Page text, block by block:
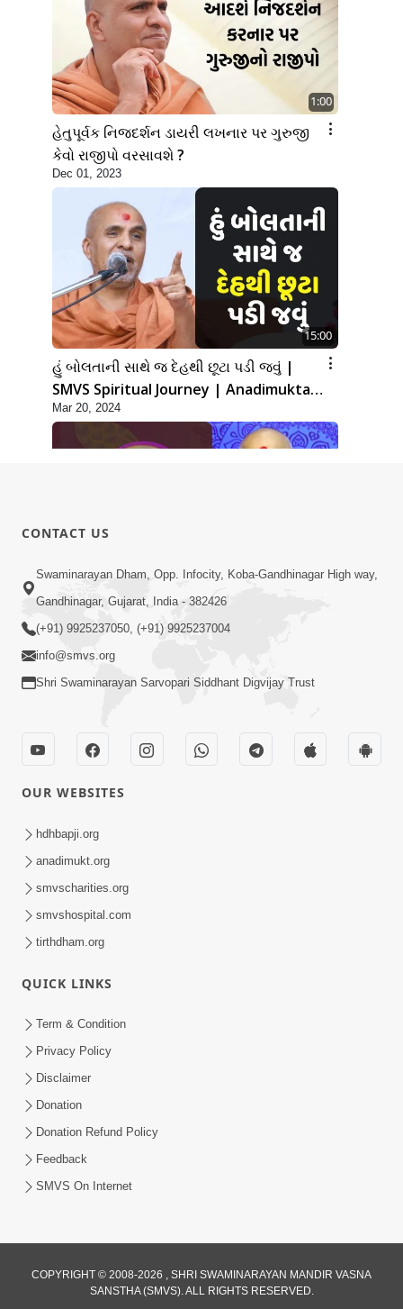
1:00
હેતુપૂર્વક નિજદર્શન ડાયરી લખનાર પર ગુરુજી
કેવો રાજીપો વરસાવશે ?
Dec 01, 2023
15:00
હું બોલતાની સાથે જ દેહથી છૂટા પડી જવું |
SMVS Spiritual Journey | Anadimukta
Gyan
Mar 20, 2024
17:00
હું કોણ છું ? ભાગ 1 | SMVS Spiritual
Journey | Anadimukta Gyan
હર્ષ-શોક, સુખ-દુખનું કારણ દેહભાવ | SMVS
Spiritual Journey | Anadimukta Gyan
હરિ નવમીએ આટલું દ્રઢ કરી દઈએ તો બેડો પાર
Swaninarayan | SMVS | 2023
Mar 27, 2023
CONTACT US
Swaminarayan Dham, Opp. Infocity, Koba-Gandhinagar High way,
Gandhinagar, Gujarat, India - 382426
(+91) 9925237050, (+91) 9925237004
info@smvs.org
Shri Swaminarayan Sarvopari Siddhant Digvijay Trust
OUR WEBSITES
hdhbapji.org
anadimukt.org
smvscharities.org
smvshospital.com
tirthdham.org
QUICK LINKS
Term & Condition
Privacy Policy
Disclaimer
Donation
Donation Refund Policy
Feedback
SMVS On Internet
COPYRIGHT © 2008-2026 , SHRI SWAMINARAYAN MANDIR VASNA
SANSTHA (SMVS). ALL RIGHTS RESERVED.